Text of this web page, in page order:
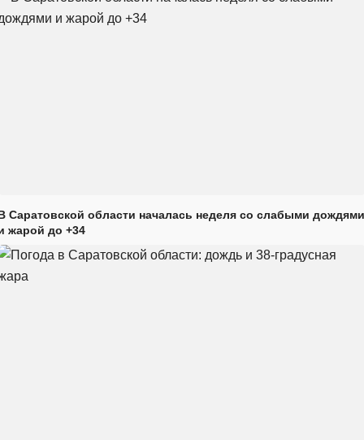
Саратовской области началась неделя со слабыми дождями
жарой до +34